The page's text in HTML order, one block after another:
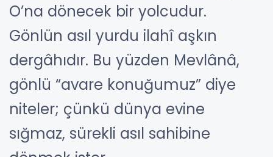
O’na dönecek bir yolcudur.
Gönlün asıl yurdu ilahî aşkın
dergâhıdır. Bu yüzden Mevlânâ,
gönlü “avare konuğumuz” diye
niteler; çünkü dünya evine
sığmaz, sürekli asıl sahibine